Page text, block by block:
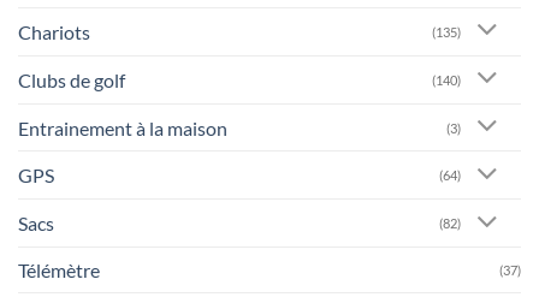
Chariots (135)
Clubs de golf (140)
Entrainement à la maison (3)
GPS (64)
Sacs (82)
Télémètre (37)